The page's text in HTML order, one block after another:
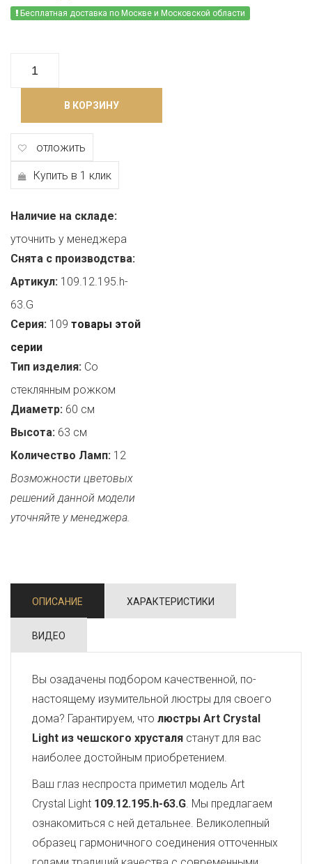
Бесплатная доставка по Москве и Московской области
В КОРЗИНУ
отложить
Купить в 1 клик
Наличие на складе:
уточнить у менеджера
Снята с производства:
Артикул: 109.12.195.h-
63.G
Серия: 109 товары этой
серии
Тип изделия: Со
стеклянным рожком
Диаметр: 60 см
Высота: 63 см
Количество Ламп: 12
Возможности цветовых
решений данной модели
уточняйте у менеджера.
ОПИСАНИЕ ХАРАКТЕРИСТИКИ
ВИДЕО
Вы озадачены подбором качественной, по-
настоящему изумительной люстры для своего
дома? Гарантируем, что люстры Art Crystal
Light из чешского хрусталя станут для вас
наиболее достойным приобретением.
Ваш глаз неспроста приметил модель Art
Crystal Light 109.12.195.h-63.G. Мы предлагаем
ознакомиться с ней детальнее. Великолепный
образец гармоничного соединения отточенных